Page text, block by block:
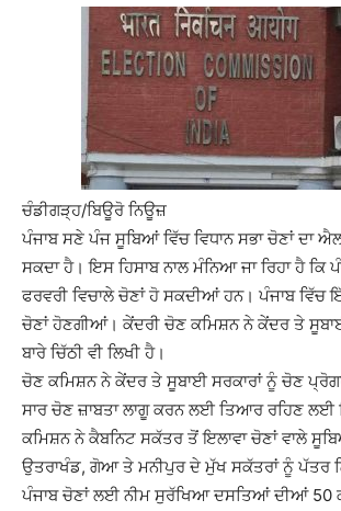
ਚੰਡੀਗੜ੍ਹ/ਬਿਊਰੋ ਨਿਊਜ਼
ਪੰਜਾਬ ਸਣੇ ਪੰਜ ਸੂਬਿਆਂ ਵਿੱਚ ਵਿਧਾਨ ਸਭਾ ਚੋਣਾਂ ਦਾ
ਸਕਦਾ ਹੈ। ਇਸ ਹਿਸਾਬ ਨਾਲ ਮੰਨਿਆ ਜਾ ਰਿਹਾ ਹੈ ਕਿ
ਫਰਵਰੀ ਵਿਚਾਲੇ ਚੋਣਾਂ ਹੋ ਸਕਦੀਆਂ ਹਨ। ਪੰਜਾਬ ਵਿੱਚ
ਚੋਣਾਂ ਹੋਣਗੀਆਂ। ਕੇਂਦਰੀ ਚੋਣ ਕਮਿਸ਼ਨ ਨੇ ਕੇਂਦਰ ਤੇ
ਬਾਰੇ ਚਿੱਠੀ ਵੀ ਲਿਖੀ ਹੈ।
ਚੋਣ ਕਮਿਸ਼ਨ ਨੇ ਕੇਂਦਰ ਤੇ ਸੂਬਾਈ ਸਰਕਾਰਾਂ ਨੂੰ ਚੋਣ
ਸਾਰ ਚੋਣ ਜ਼ਾਬਤਾ ਲਾਗੂ ਕਰਨ ਲਈ ਤਿਆਰ ਰਹਿਣ ਲਈ
ਕਮਿਸ਼ਨ ਨੇ ਕੈਬਨਿਟ ਸਕੱਤਰ ਤੋਂ ਇਲਾਵਾ ਚੋਣਾਂ ਵਾਲੇ
ਉਤਰਾਖੰਡ, ਗੋਆ ਤੇ ਮਨੀਪੁਰ ਦੇ ਮੁੱਖ ਸਕੱਤਰਾਂ ਨੂੰ ਪੱਤਰ
ਪੰਜਾਬ ਚੋਣਾਂ ਲਈ ਨੀਮ ਸੁਰੱਖਿਆ ਦਸਤਿਆਂ ਦੀਆਂ 50